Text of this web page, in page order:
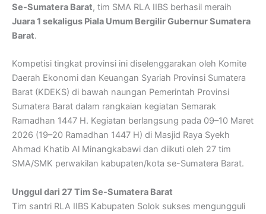
Se-Sumatera Barat, tim SMA RLA IIBS berhasil meraih
Juara 1 sekaligus Piala Umum Bergilir Gubernur Sumatera
Barat.
Kompetisi tingkat provinsi ini diselenggarakan oleh Komite
Daerah Ekonomi dan Keuangan Syariah Provinsi Sumatera
Barat (KDEKS) di bawah naungan Pemerintah Provinsi
Sumatera Barat dalam rangkaian kegiatan Semarak
Ramadhan 1447 H. Kegiatan berlangsung pada 09–10 Maret
2026 (19–20 Ramadhan 1447 H) di Masjid Raya Syekh
Ahmad Khatib Al Minangkabawi dan diikuti oleh 27 tim
SMA/SMK perwakilan kabupaten/kota se-Sumatera Barat.
Unggul dari 27 Tim Se-Sumatera Barat
Tim santri RLA IIBS Kabupaten Solok sukses mengungguli